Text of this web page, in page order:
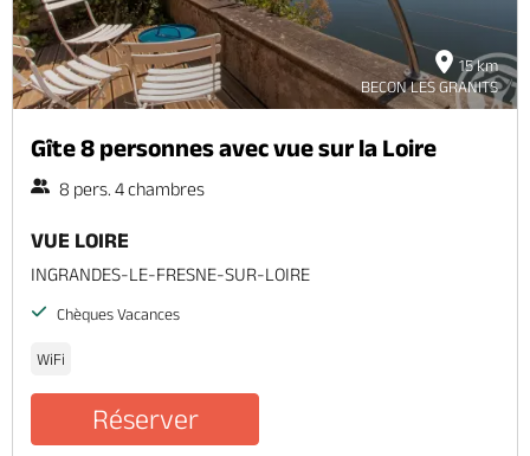
15 km
BECON LES GRANITS
Gîte 8 personnes avec vue sur la Loire
8 pers. 4 chambres
VUE LOIRE
INGRANDES-LE-FRESNE-SUR-LOIRE
Chèques Vacances
WiFi
Réserver